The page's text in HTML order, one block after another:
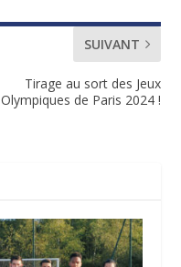
SUIVANT
Tirage au sort des Jeux
Olympiques de Paris 2024 !